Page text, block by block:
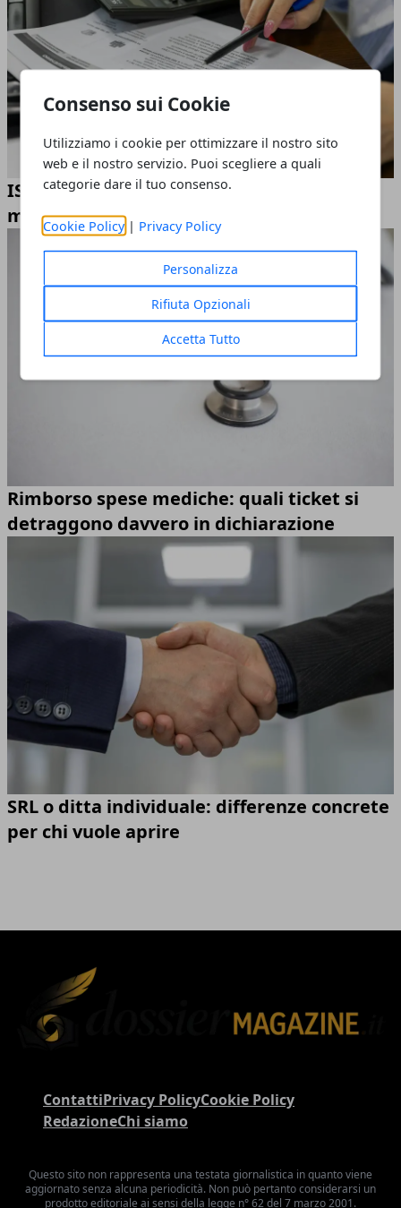
Consenso sui Cookie
Utilizziamo i cookie per ottimizzare il nostro sito
web e il nostro servizio. Puoi scegliere a quali
categorie dare il tuo consenso.
Cookie Policy | Privacy Policy
Personalizza
Rifiuta Opzionali
Accetta Tutto
ISEE 2026: cosa include il calcolo e cosa
molti non sanno
Rimborso spese mediche: quali ticket si
detraggono davvero in dichiarazione
SRL o ditta individuale: differenze concrete
per chi vuole aprire
ContattiPrivacy PolicyCookie Policy
RedazioneChi siamo
Questo sito non rappresenta una testata giornalistica in quanto viene
aggiornato senza alcuna periodicità. Non può pertanto considerarsi un
prodotto editoriale ai sensi della legge n° 62 del 7 marzo 2001.